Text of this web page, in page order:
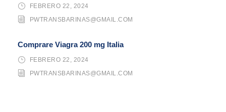
FEBRERO 22, 2024
PWTRANSBARINAS@GMAIL.COM
Comprare Viagra 200 mg Italia
FEBRERO 22, 2024
PWTRANSBARINAS@GMAIL.COM